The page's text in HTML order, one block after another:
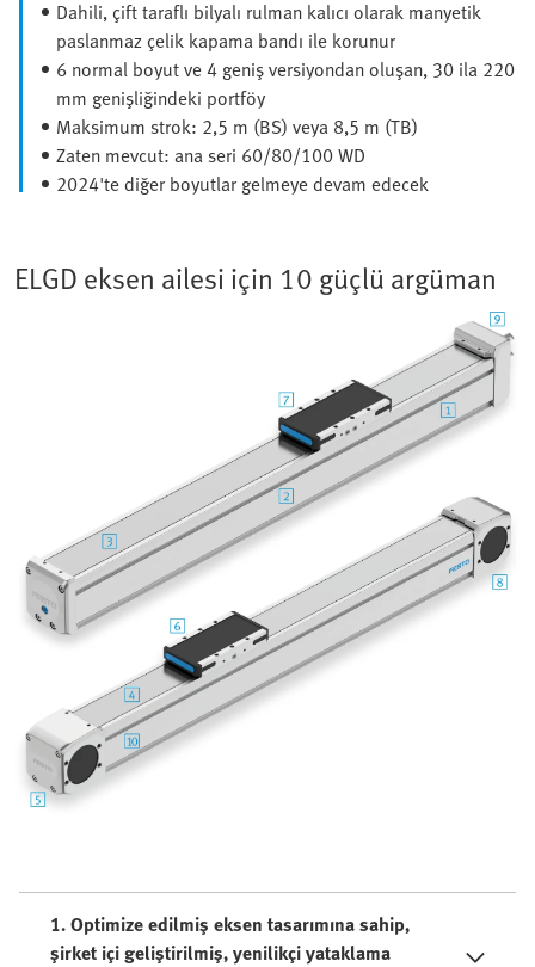
Dahili, çift taraflı bilyalı rulman kalıcı olarak manyetik
paslanmaz çelik kapama bandı ile korunur
6 normal boyut ve 4 geniş versiyondan oluşan, 30 ila 220
mm genişliğindeki portföy
Maksimum strok: 2,5 m (BS) veya 8,5 m (TB)
Zaten mevcut: ana seri 60/80/100 WD
2024'te diğer boyutlar gelmeye devam edecek
ELGD eksen ailesi için 10 güçlü argüman
1. Optimize edilmiş eksen tasarımına sahip,
şirket içi geliştirilmiş, yenilikçi yataklama